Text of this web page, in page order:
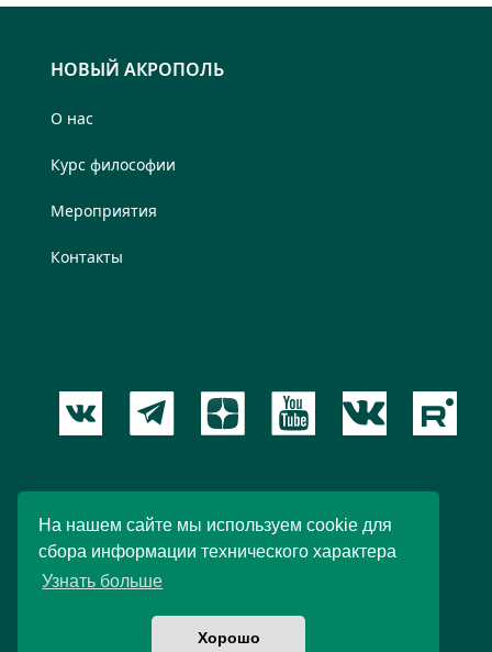
На нашем сайте мы используем cookie для
сбора информации технического характера
Узнать больше
Хорошо
НОВЫЙ АКРОПОЛЬ
О нас
Курс философии
Мероприятия
Контакты
Пользовательское соглашение
© 2012 – 2026 Новый Акрополь. При любом